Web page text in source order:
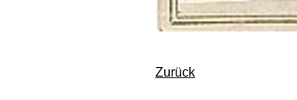
Zurück